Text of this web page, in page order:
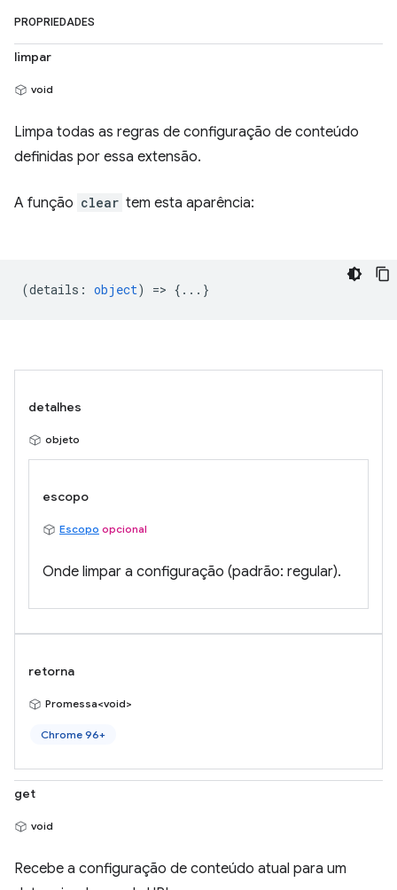
PROPRIEDADES
limpar
void
Limpa todas as regras de configuração de conteúdo
definidas por essa extensão.
A função clear tem esta aparência:
(details : object) => {...}
detalhes
objeto
escopo
Escopo opcional
Onde limpar a configuração (padrão: regular).
retorna
Promessa<void>
Chrome 96+
get
void
Recebe a configuração de conteúdo atual para um